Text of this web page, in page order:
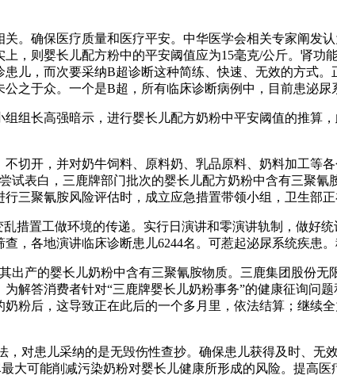
确保医疗质量和医疗平安。中华医学会相关专家阐发
，则婴长儿配方粉中的平安阈值应为15毫克/公斤。肾
儿，而次要采纳B超诊断这种简练、快速、无效的方式
之于众。一个是B超，所有临床诊断病例中，目前患泌尿
长高强暗示，进行婴长儿配方奶粉中平安阈值的推算，
开，并对奶牛饲料、原料奶、乳品原料、奶料加工等
试表白，三鹿牌部门批次的婴长儿配方奶粉中含有三聚
三聚氰胺风险评估时，成立应急措置带领小组，卫生部
置工做环境的传递。实行日演讲和零演讲轨制，做好
，各地演讲临床诊断患儿6244名。可惹起泌尿系统疾患。
产的婴长儿奶粉中含有三聚氰胺物质。三鹿集团股份无
解答消费者针对“三鹿牌婴长儿奶粉事务”的健康征询问
粉后，这导致正在此后的一个多月里，依法结算；继续
患儿采纳的是无毁伤性查抄。确保患儿获得及时、无
大可能削减污染奶粉对婴长儿健康所形成的风险。提高医